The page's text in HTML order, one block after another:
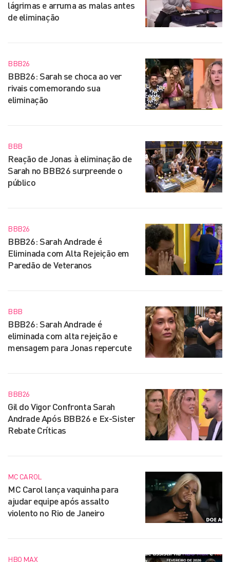
lágrimas e arruma as malas antes
de eliminação
BBB26
BBB26: Sarah se choca ao ver
rivais comemorando sua
eliminação
BBB
Reação de Jonas à eliminação de
Sarah no BBB26 surpreende o
público
BBB26
BBB26: Sarah Andrade é
Eliminada com Alta Rejeição em
Paredão de Veteranos
BBB
BBB26: Sarah Andrade é
eliminada com alta rejeição e
mensagem para Jonas repercute
BBB26
Gil do Vigor Confronta Sarah
Andrade Após BBB26 e Ex-Sister
Rebate Críticas
MC CAROL
MC Carol lança vaquinha para
ajudar equipe após assalto
violento no Rio de Janeiro
HBO MAX